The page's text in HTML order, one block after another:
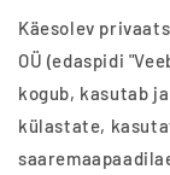
Käesolev
OÜ (edaspidi
kogub, kasutab
külastate,